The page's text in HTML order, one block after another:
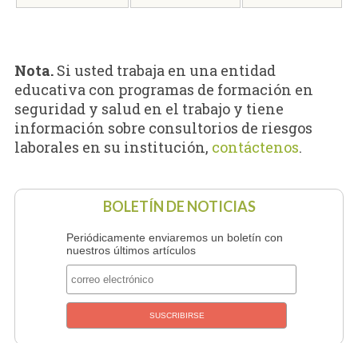
Nota.Si usted trabaja en una entidad
educativa con programas de formación en
seguridad y salud en el trabajo y tiene
información sobre consultorios de riesgos
laborales en su institución, contáctenos.
BOLETÍN DE NOTICIAS
Periódicamente enviaremos un boletín con
nuestros últimos artículos